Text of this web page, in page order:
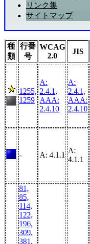
リンク集
サイトマップ
種
類
行番
号
WCAG
2.0
JIS
1255,
1259
A:
2.4.1,
AAA:
2.4.10
A:
2.4.1,
AAA:
2.4.10
- A: 4.1.1
A:
4.1.1
81,
85,
114,
122,
196,
309,
381,